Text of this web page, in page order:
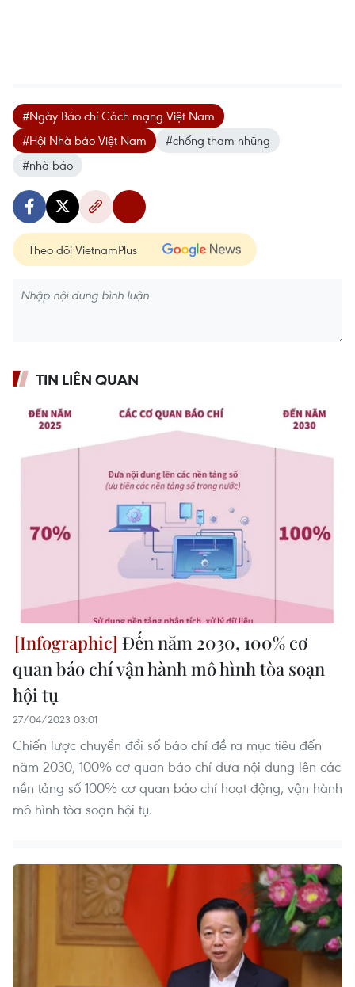
#Ngày Báo chí Cách mạng Việt Nam
#Hội Nhà báo Việt Nam
#chống tham nhũng
#nhà báo
Theo dõi VietnamPlus
TIN LIÊN QUAN
Đến năm 2030, 100% cơ
quan báo chí vận hành mô hình tòa soạn
hội tụ
27/04/2023 03:01
Chiến lược chuyển đổi số báo chí đề ra mục tiêu đến
năm 2030, 100% cơ quan báo chí đưa nội dung lên các
nền tảng số 100% cơ quan báo chí hoạt động, vận hành
mô hình tòa soạn hội tụ.